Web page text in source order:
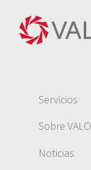
Servicios
Sobre VALO
Noticias